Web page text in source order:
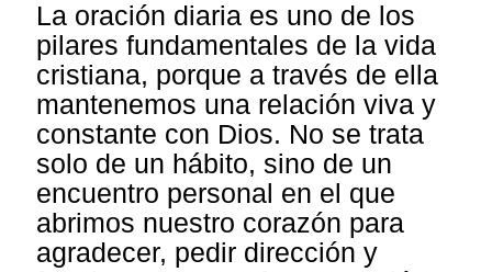
La oración diaria es uno de los
pilares fundamentales de la vida
cristiana, porque a través de ella
mantenemos una relación viva y
constante con Dios. No se trata
solo de un hábito, sino de un
encuentro personal en el que
abrimos nuestro corazón para
agradecer, pedir dirección y